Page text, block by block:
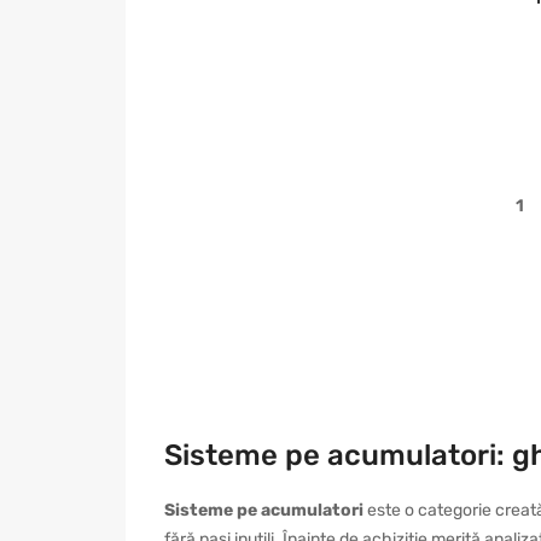
1
Sisteme pe acumulatori:
Sisteme pe acumulatorieste o categorie